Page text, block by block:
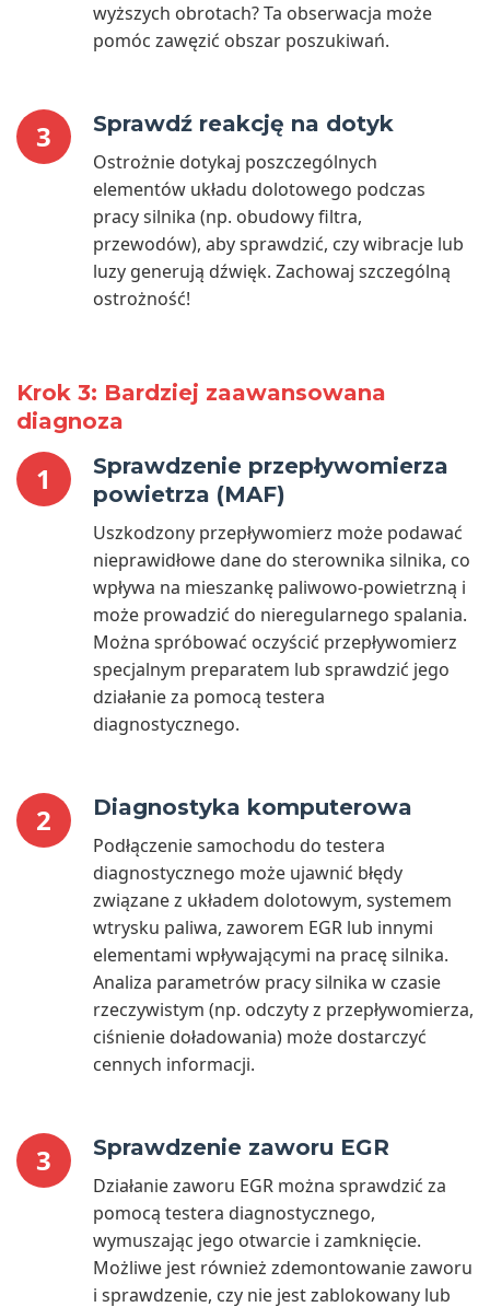
wyższych obrotach? Ta obserwacja może
pomóc zawęzić obszar poszukiwań.
3 Sprawdź reakcję na dotyk
Ostrożnie dotykaj poszczególnych
elementów układu dolotowego podczas
pracy silnika (np. obudowy filtra,
przewodów), aby sprawdzić, czy wibracje lub
luzy generują dźwięk. Zachowaj szczególną
ostrożność!
Krok 3: Bardziej zaawansowana
diagnoza
1
Sprawdzenie przepływomierza
powietrza (MAF)
Uszkodzony przepływomierz może podawać
nieprawidłowe dane do sterownika silnika, co
wpływa na mieszankę paliwowo-powietrzną i
może prowadzić do nieregularnego spalania.
Można spróbować oczyścić przepływomierz
specjalnym preparatem lub sprawdzić jego
działanie za pomocą testera
diagnostycznego.
2 Diagnostyka komputerowa
Podłączenie samochodu do testera
diagnostycznego może ujawnić błędy
związane z układem dolotowym, systemem
wtrysku paliwa, zaworem EGR lub innymi
elementami wpływającymi na pracę silnika.
Analiza parametrów pracy silnika w czasie
rzeczywistym (np. odczyty z przepływomierza,
ciśnienie doładowania) może dostarczyć
cennych informacji.
3 Sprawdzenie zaworu EGR
Działanie zaworu EGR można sprawdzić za
pomocą testera diagnostycznego,
wymuszając jego otwarcie i zamknięcie.
Możliwe jest również zdemontowanie zaworu
i sprawdzenie, czy nie jest zablokowany lub